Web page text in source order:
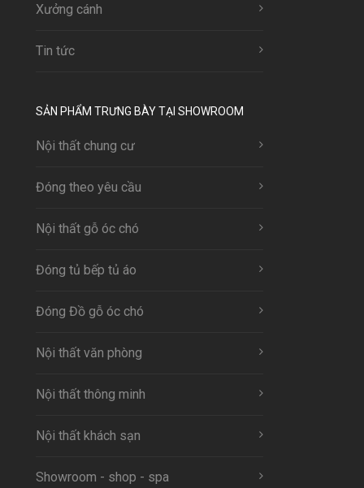
Xưởng cánh
Tin tức
SẢN PHẨM TRƯNG BÀY TẠI SHOWROOM
Nội thất chung cư
Đóng theo yêu cầu
Nội thất gỗ óc chó
Đóng tủ bếp tủ áo
Đóng Đồ gỗ óc chó
Nội thất văn phòng
Nội thất thông minh
Nội thất khách sạn
Showroom - shop - spa